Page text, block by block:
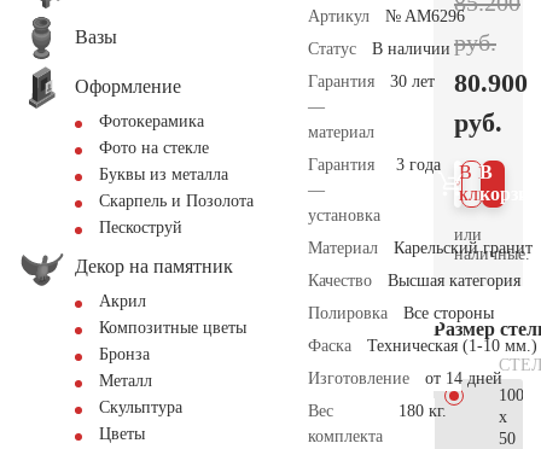
Вазы
Оформление
Фотокерамика
Фото на стекле
Буквы из металла
Скарпель и Позолота
Пескоструй
Декор на памятник
Акрил
Композитные цветы
Бронза
Металл
Скульптура
Цветы
Артикул
№ AM6296
Статус
В наличии
Гарантия
—
материал
30 лет
Гарантия
—
установка
3 года
Материал
Карельский гранит
Качество
Высшая категория
Полировка
Все стороны
Фаска
Техническая (1-10 мм.)
Изготовление
от 14 дней
Вес
комплекта
180 кг.
руб.
80.900
руб.
В
В 1
клик
или
наличные.
Размер
100
x
50